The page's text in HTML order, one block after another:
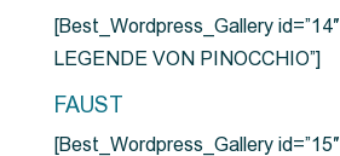
[Best_Wordpress_Gallery
LEGENDE VON PINOCCHIO”]
FAUST
[Best_Wordpress_Gallery id=”15″